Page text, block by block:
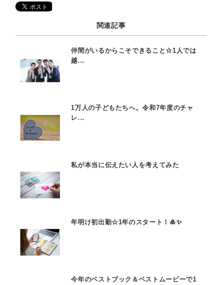
関連記事
仲間がいるからこそできること☆1人では
越...
1万人の子どもたちへ。令和7年度のチャ
レ...
私が本当に伝えたい人を考えてみた
年明け初出勤☆1年のスタート！🎍✨
今年のベストブック＆ベストムービーで1